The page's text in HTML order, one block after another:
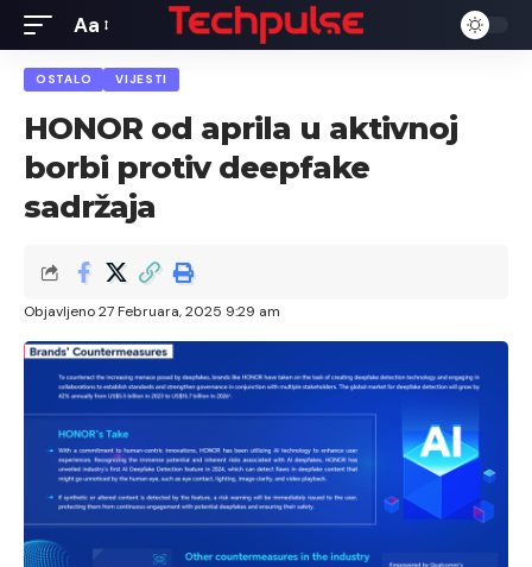
Font
Resizer
Aa
OSTALO VIJESTI
HONOR od aprila u aktivnoj
borbi protiv deepfake
sadržaja
Objavljeno 27 Februara, 2025 9:29 am